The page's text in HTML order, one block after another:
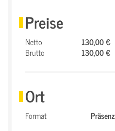
Preise
Netto
130,00 €
Brutto
130,00 €
Ort
Format Präsenz